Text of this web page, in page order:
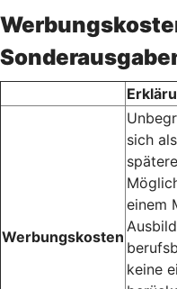
Werbungskosten
sich
einem
keine